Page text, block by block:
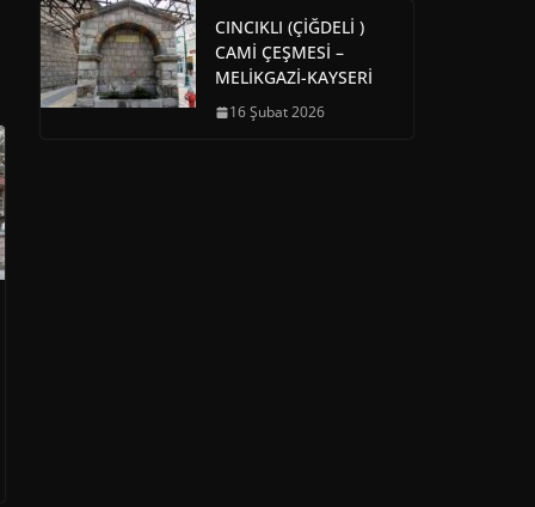
CINCIKLI (ÇİĞDELİ )
CAMİ ÇEŞMESİ –
MELİKGAZİ-KAYSERİ
16 Şubat 2026